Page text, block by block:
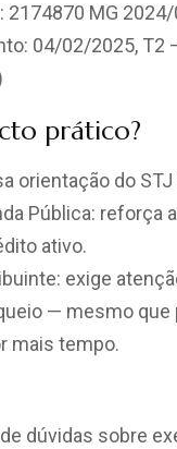
2174870 MG 2024/
04/02/2025, T2
prático?
orientação do
Pública:
ativo.
exige
— mesmo que
mais tempo.
dúvidas sobre